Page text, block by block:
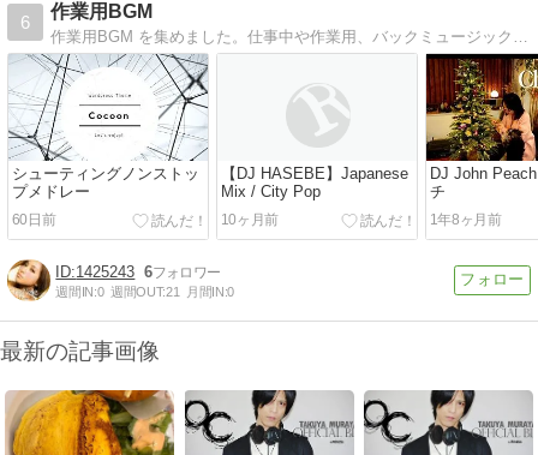
6
作業用BGM
作業用BGM を集めました。仕事中や作業用、バックミュージック等に使って下さい。
シューティングノンストッ
プメドレー
60日前
【DJ HASEBE】Japanese
Mix / City Pop
10ヶ月前
DJ John
チ
1年8ヶ月前
1425243 6
週間IN:0 週間OUT:21 月間IN:0
最新の記事画像